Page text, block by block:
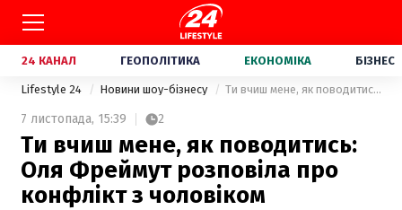
24 КАНАЛ ГЕОПОЛІТИКА ЕКОНОМІКА БІЗНЕС
Lifestyle 24 Новини шоу-бізнесу Ти вчиш мене, як поводитись: Оля Фреймут розповіла про конфлікт з чоловіком
7 листопада, 15:39 2
Ти вчиш мене, як поводитись:
Оля Фреймут розповіла про
конфлікт з чоловіком